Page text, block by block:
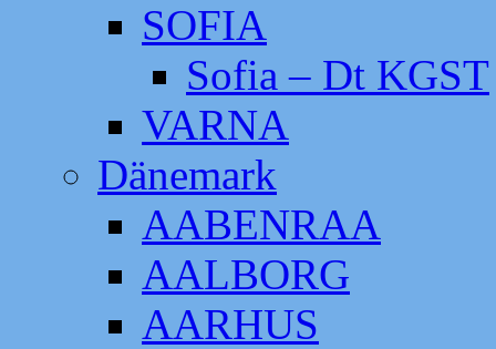
SOFIA
Sofia – Dt KGST
VARNA
Dänemark
AABENRAA
AALBORG
AARHUS